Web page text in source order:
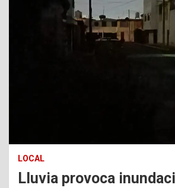
LOCAL
Lluvia provoca